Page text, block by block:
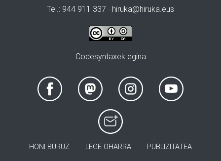
Tel.: 944 911 337 · hiruka@hiruka.eus
Codesyntaxek egina
HONI BURUZ LEGE OHARRA PUBLIZITATEA